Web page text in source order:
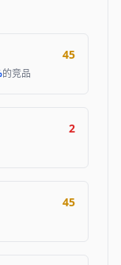
45
的竞品
2
45